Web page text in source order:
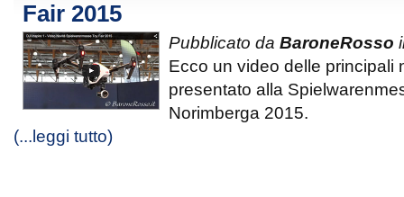
Fair 2015
Pubblicato da BaroneRosso
Ecco un video delle principali
presentato alla
Norimberga 2015.
(...leggi tutto)